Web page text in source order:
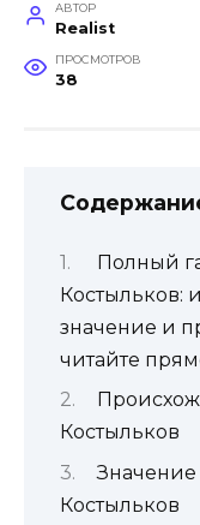
АВТОР
Realist
ПРОСМОТРОВ
38
Полный
Костыльков:
значение и
читайте
Костыльков
Костыльков